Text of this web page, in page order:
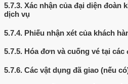
5.7.3. Xác nhận của đại diện đoàn
dịch vụ
5.7.4. Phiếu nhận xét của khách
5.7.5. Hóa đơn và cuống vé tại các
5.7.6. Các vật dụng đã giao (nếu